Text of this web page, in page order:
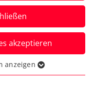
ATP-
gegen
21.10.2024
akzeptieren
anzeigen